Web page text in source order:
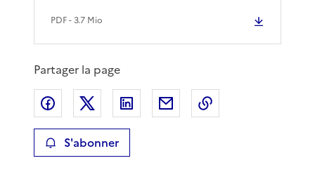
PDF- 3.7 Mio
Partager la page
Partager sur Facebook
Partager sur XPartager sur LinkedIn
Partager par email
S'abonner